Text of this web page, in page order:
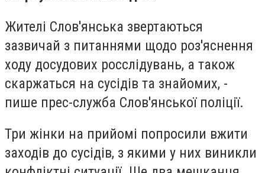
Жителі Слов'янська звертаються
зазвичай з питаннями щодо роз'яснення
ходу досудових росслідувань, а також
скаржаться на сусідів та знайомих, -
пише прес-служба Слов'янської поліції.
Три жінки на прийомі попросили вжити
заходів до сусідів, з якими у них виникли